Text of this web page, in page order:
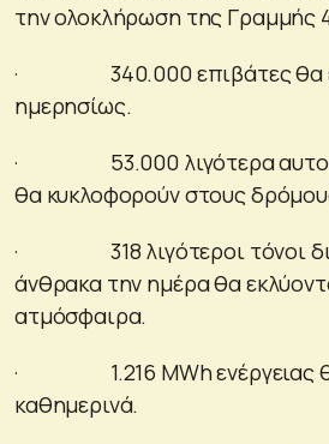
την ολοκλήρωση της Γραμμής
· 340.000 επιβάτες θα
ημερησίως.
· 53.000 λιγότερα
θα κυκλοφορούν στους
· 318 λιγότεροι τόνοι
άνθρακα την ημέρα θα
ατμόσφαιρα.
· 1.216 MWh ενέργειας θα
καθημερινά.